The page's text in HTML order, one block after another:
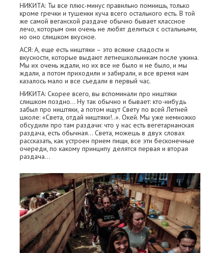
НИКИТА: Ты все плюс-минус правильно помнишь, только
кроме гречки и тушенки куча всего остального есть. В той
же самой веганской раздаче обычно бывает классное
лечо, которым они очень не любят делиться с остальными,
но оно слишком вкусное.
АСЯ: А, еще есть ништяки – это всякие сладости и
вкусности, которые выдают летнешкольникам после ужина.
Мы их очень ждали, но их все не было и не было, и мы
ждали, а потом приходили и забирали, и все время нам
казалось мало и все съедали в первый час.
НИКИТА: Скорее всего, вы вспоминали про ништяки
слишком поздно... Ну так обычно и бывает: кто-нибудь
забыл про ништяки, а потом ищут Свету по всей Летней
школе: «Света, отдай ништяки!..». Окей. Мы уже немножко
обсудили про там раздачи: что у нас есть вегетарианская
раздача, есть обычная… Света, можешь в двух словах
рассказать, как устроен прием пищи, все эти бесконечные
очереди, по какому принципу делятся первая и вторая
раздача…